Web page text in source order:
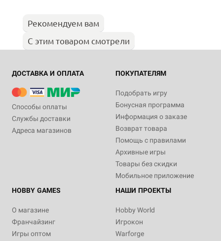
Рекомендуем вам
С этим товаром смотрели
ДОСТАВКА И ОПЛАТА
Способы оплаты
Службы доставки
Адреса магазинов
ПОКУПАТЕЛЯМ
Подобрать игру
Бонусная программа
Информация о заказе
Возврат товара
Помощь с правилами
Архивные игры
Товары без скидки
Мобильное приложение
HOBBY GAMES
О магазине
Франчайзинг
Игры оптом
НАШИ ПРОЕКТЫ
Hobby World
Игрокон
Warforge